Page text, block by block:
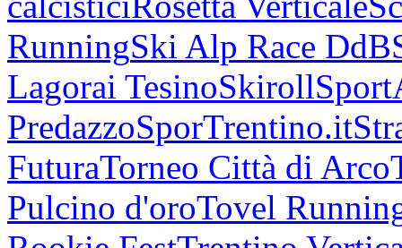
RunningSki Alp Race DdB
Lagorai TesinoSkiroll
PredazzoSporTrentino.it
FuturaTorneo Città di Arco
Pulcino d'oroTovel